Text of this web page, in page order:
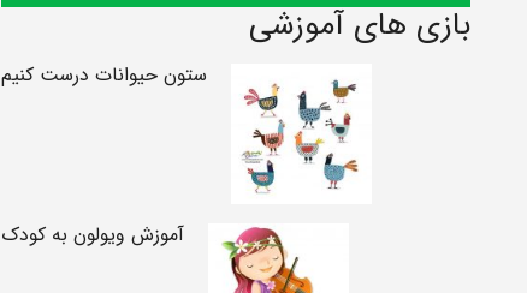
بازی های آموزشی
ستون حیوانات درست کنیم
آموزش ویولون به کودک